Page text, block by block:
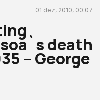
01 dez, 2010, 00:07
death
– George